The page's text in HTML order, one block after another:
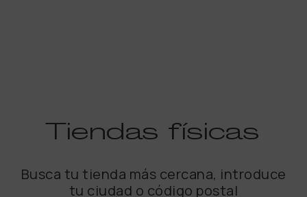
Tiendas físicas
Busca tu tienda más cercana, introduce
tu ciudad o código postal